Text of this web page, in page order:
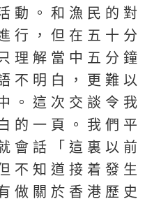
動。和漁民的對
行，但在五十分
理解當中五分鐘
不明白，更難以
。這次交談令我
的一頁。我們平
會話「這裏以前
不知道接着發生
做關於香港歷史